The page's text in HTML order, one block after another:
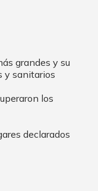
grandes y su
y sanitarios
los
declarados